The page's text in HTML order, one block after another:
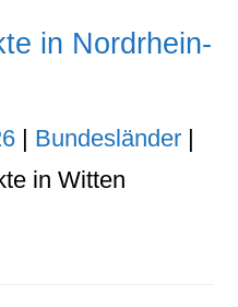
in Nordrhein-
| Bundesländer |
in Witten